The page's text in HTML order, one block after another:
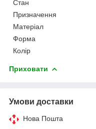
Стан
Призначення
Матеріал
Форма
Колір
Приховати
Умови доставки
Нова Пошта